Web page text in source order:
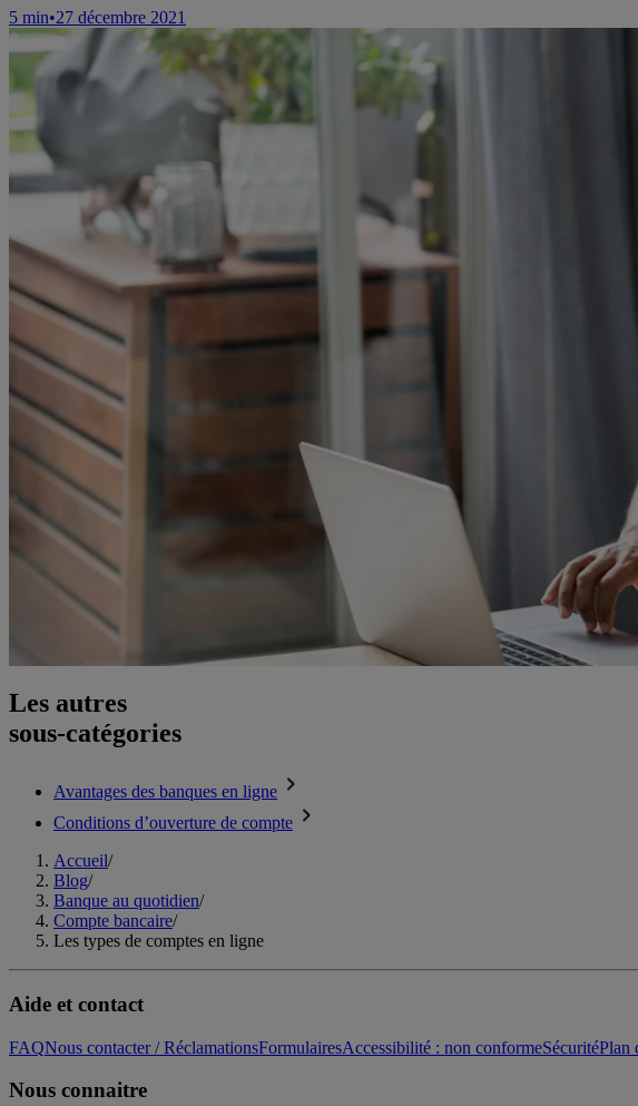
5 min•27 décembre 2021
Les autres
sous-catégories
Avantages des banques en ligne
Conditions d’ouverture de compte
Accueil/
Blog/
Banque au quotidien/
Compte bancaire/
Les types de comptes en ligne
Aide et contact
FAQNous contacter / RéclamationsFormulairesAccessibilité : non conformeSécuritéPlan
Nous connaitre